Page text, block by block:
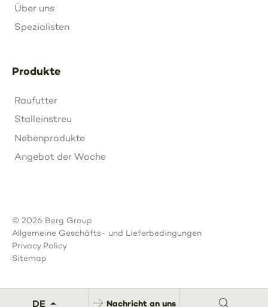
Über uns
Spezialisten
Produkte
Raufutter
Stalleinstreu
Nebenprodukte
Angebot der Woche
© 2026 Berg Group
Allgemeine Geschäfts- und Lieferbedingungen
Privacy Policy
Sitemap
DE Nachricht an uns